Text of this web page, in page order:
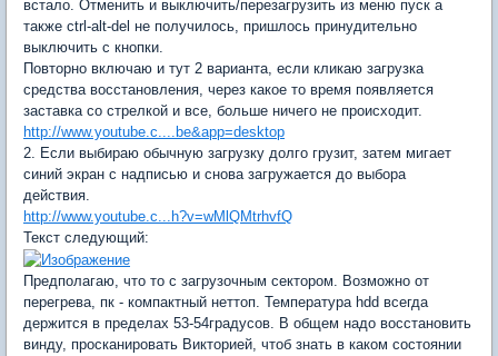
встало. Отменить и выключить/перезагрузить из меню пуск а
также ctrl-alt-del не получилось, пришлось принудительно
выключить с кнопки.
Повторно включаю и тут 2 варианта, если кликаю загрузка
средства восстановления, через какое то время появляется
заставка со стрелкой и все, больше ничего не происходит.
http://www.youtube.c....be&app=desktop
2. Если выбираю обычную загрузку долго грузит, затем мигает
синий экран с надписью и снова загружается до выбора
действия.
http://www.youtube.c...h?v=wMlQMtrhvfQ
Текст следующий:
Предполагаю, что то с загрузочным сектором. Возможно от
перегрева, пк - компактный неттоп. Температура hdd всегда
держится в пределах 53-54градусов. В общем надо восстановить
винду, просканировать Викторией, чтоб знать в каком состоянии